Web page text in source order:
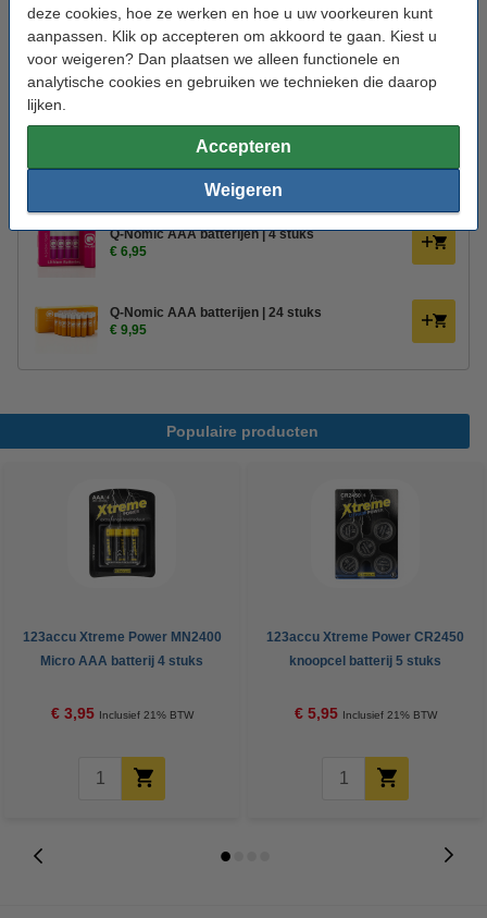
deze cookies, hoe ze werken en hoe u uw voorkeuren kunt
aanpassen. Klik op accepteren om akkoord te gaan. Kiest u
voor weigeren? Dan plaatsen we alleen functionele en
analytische cookies en gebruiken we technieken die daarop
lijken.
Accepteren
Weigeren
Batterijen inbegrepen: Nee
Kenmerk: 3D vlam
Aantal lampjes: 2
Oud voor nieuw: uw oude apparaat
Q-Nomic AAA batterijen | 4 stuks
€ 6,95
Q-Nomic AAA batterijen | 24 stuks
€ 9,95
Populaire producten
123accu Xtreme Power MN2400
Micro AAA batterij 4 stuks
€ 3,95 Inclusief 21% BTW
123accu Xtreme Power CR2450
knoopcel batterij 5 stuks
€ 5,95 Inclusief 21% BTW